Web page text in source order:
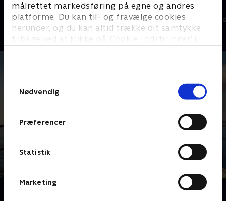
målrettet markedsføring på egne og andres
platforme. Du kan til- og fravælge cookies
herunder, og du kan altid trække dit samtykke
tilbage ved at klikke på ’Cookie-indstillinger’ i
Nødvendig
Præferencer
Statistik
Marketing
Klovn
Komedie • 11 sæsoner
Sølykken
Komedie • 4